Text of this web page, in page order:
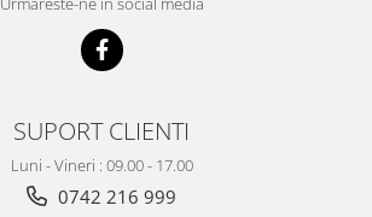
SUPORT CLIENTI
Luni - Vineri : 09.00 - 17.00
0742 216 999